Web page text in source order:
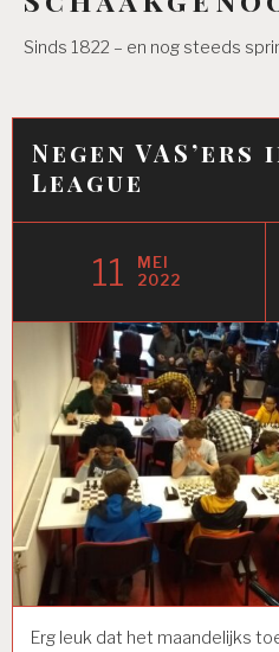
Sinds 1822 – en nog steeds
Negen VAS’ers
League
11
MEI
2022
Erg leuk dat het maandelijks